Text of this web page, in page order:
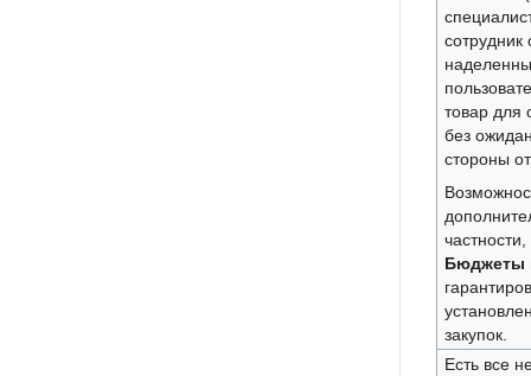
сотрудник
товар для
без
стороны
частности,
Бюджеты
закупок.
Есть все